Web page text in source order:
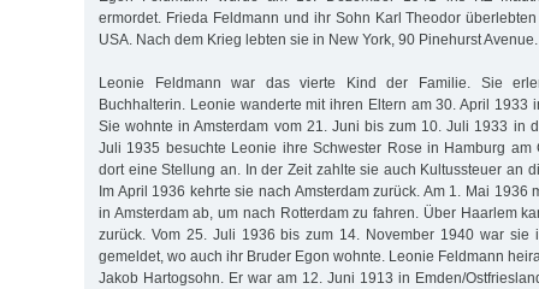
ermordet. Frieda Feldmann und ihr Sohn Karl Theodor
USA. Nach dem Krieg lebten sie in New York, 90 Pinehurst Avenue.
Leonie Feldmann war das vierte Kind der Familie. Sie
Buchhalterin. Leonie wanderte mit ihren Eltern am 30. April 1933
Sie wohnte in Amsterdam vom 21. Juni bis zum 10. Juli 1933 in
Juli 1935 besuchte Leonie ihre Schwester Rose in Hamburg am
dort eine Stellung an. In der Zeit zahlte sie auch Kultussteuer an
Im April 1936 kehrte sie nach Amsterdam zurück. Am 1. Mai 1936
in Amsterdam ab, um nach Rotterdam zu fahren. Über Haarlem
zurück. Vom 25. Juli 1936 bis zum 14. November 1940 war sie
gemeldet, wo auch ihr Bruder Egon wohnte. Leonie Feldmann
Jakob Hartogsohn. Er war am 12. Juni 1913 in Emden/